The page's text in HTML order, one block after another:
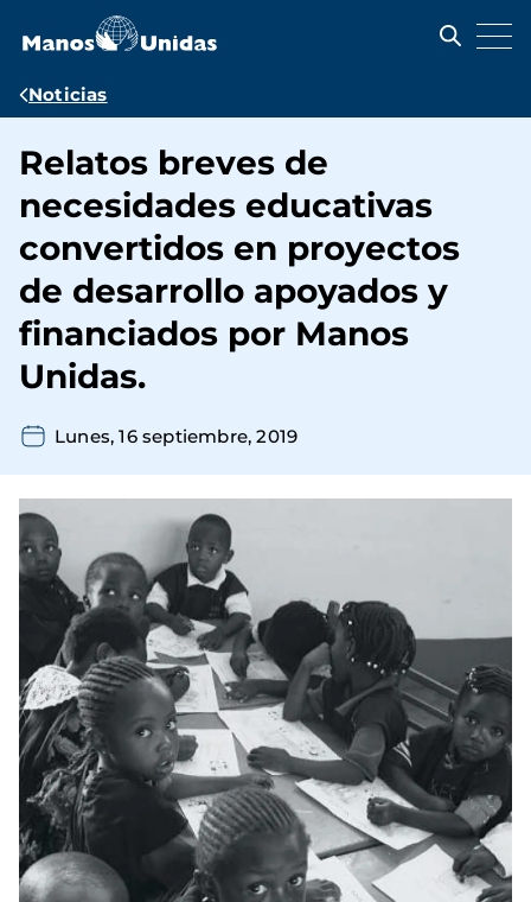
contenido
Ruta
navegación
Noticias
Relatos breves de
necesidades educativas
convertidos en proyectos
de desarrollo apoyados y
financiados por Manos
Unidas.
Lunes, 16 septiembre, 2019